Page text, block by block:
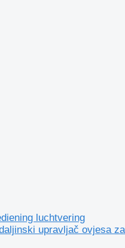
luchtvering
upravljač ovjesa za